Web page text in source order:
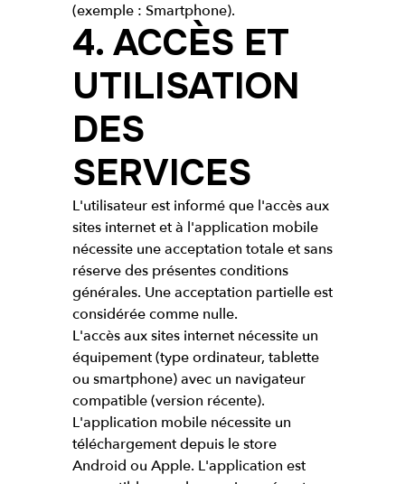
(exemple : Smartphone).
4. ACCÈS ET
UTILISATION
DES
SERVICES
L'utilisateur est informé que l'accès aux
sites internet et à l'application mobile
nécessite une acceptation totale et sans
réserve des présentes conditions
générales. Une acceptation partielle est
considérée comme nulle.
L'accès aux sites internet nécessite un
équipement (type ordinateur, tablette
ou smartphone) avec un navigateur
compatible (version récente).
L'application mobile nécessite un
téléchargement depuis le store
Android ou Apple. L'application est